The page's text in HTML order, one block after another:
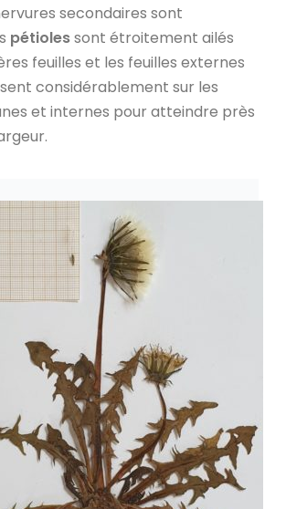
secondaires sont
pétiolessont étroitement ailés
feuilles et les feuilles externes
considérablement sur les
et internes pour atteindre près